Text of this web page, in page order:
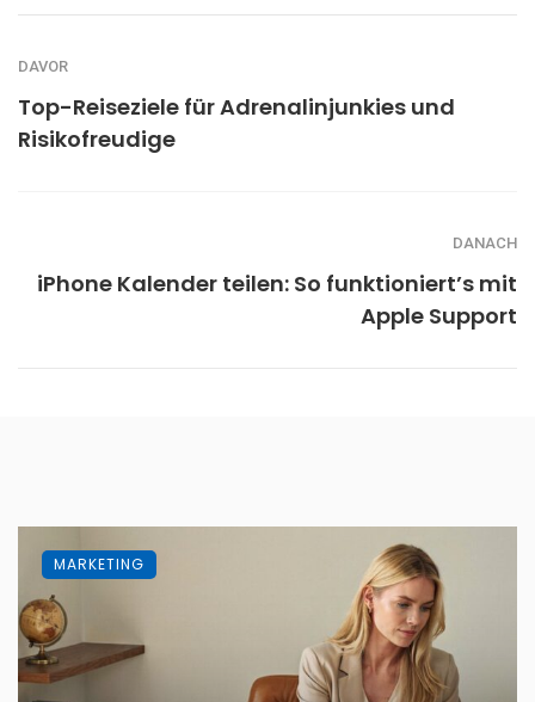
DAVOR
Top-Reiseziele für Adrenalinjunkies und
Risikofreudige
DANACH
iPhone Kalender teilen: So funktioniert’s mit
Apple Support
MARKETING